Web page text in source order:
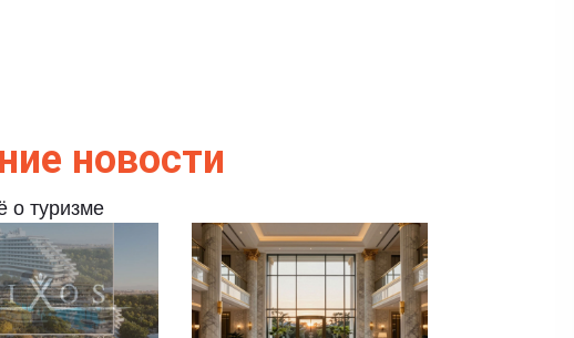
новости
о туризме